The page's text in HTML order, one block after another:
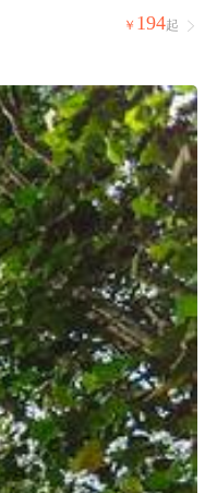
￥ 194起 